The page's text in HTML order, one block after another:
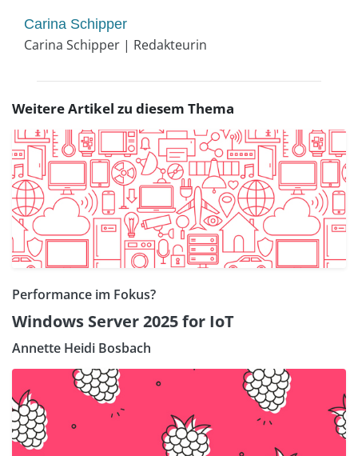
Carina Schipper
Carina Schipper | Redakteurin
Weitere Artikel zu diesem Thema
Performance im Fokus?
Windows Server 2025 for IoT
Annette Heidi Bosbach